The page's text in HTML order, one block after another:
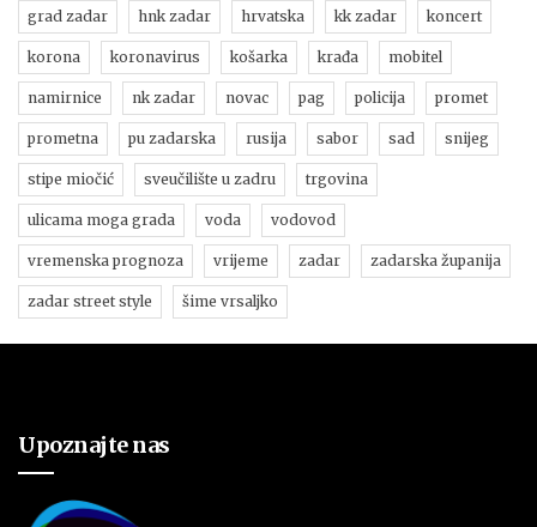
grad zadar hnk zadar hrvatska kk zadar koncert
korona koronavirus košarka krađa mobitel
namirnice nk zadar novac pag policija promet
prometna pu zadarska rusija sabor sad snijeg
stipe miočić sveučilište u zadru trgovina
ulicama moga grada voda vodovod
vremenska prognoza vrijeme zadar zadarska županija
zadar street style šime vrsaljko
Upoznajte nas